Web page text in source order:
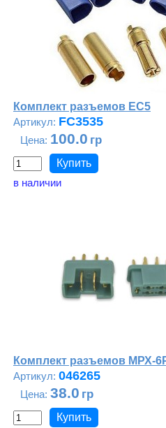
Комплект разъемов ЕС5
FC3535
100.0
в наличии
Комплект разъемов МРХ-
046265
38.0